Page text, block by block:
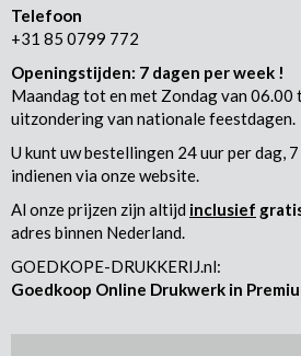
Telefoon
+31 85 0799 772
Openingstijden: 7 dagen per week !
Maandag tot en met Zondag van 06.00
uitzondering van nationale feestdagen.
U kunt uw bestellingen 24 uur per dag,
indienen via onze website.
Al onze prijzen zijn altijd inclusief
adres binnen Nederland.
GOEDKOPE-DRUKKERIJ.nl:
Goedkoop Online Drukwerk in